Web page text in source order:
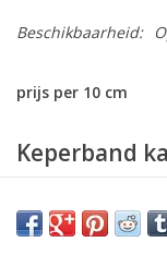
Beschikbaarheid:
prijs per 10 cm
Keperband
breedte: 20mm